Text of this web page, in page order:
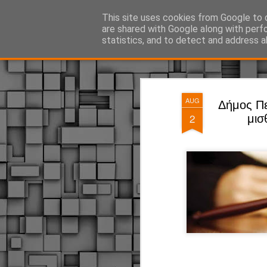
AUG
2
Δήμος
This site uses cookies from Google to
are shared with Google along with
statistics, and to detect and address
ΔΗΜΟΤΙΚΗ ΑΣΤΥΝΟΜΙΑ, τα νέα!